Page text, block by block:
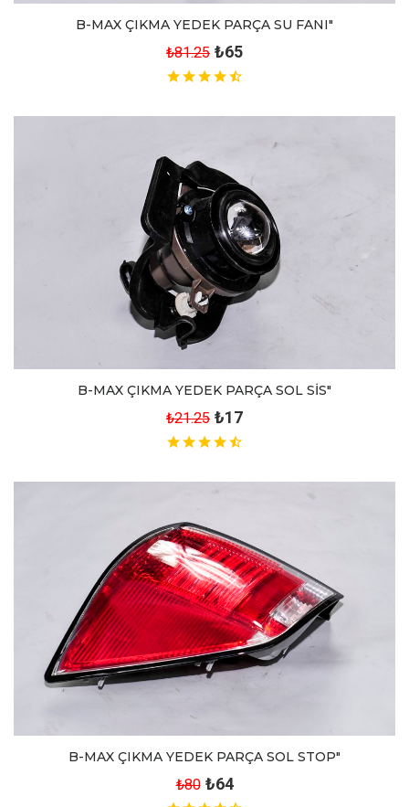
B-MAX ÇIKMA YEDEK PARÇA SU FANI"
₺81.25 ₺65
B-MAX ÇIKMA YEDEK PARÇA SOL SİS"
₺21.25 ₺17
B-MAX ÇIKMA YEDEK PARÇA SOL STOP"
₺80 ₺64